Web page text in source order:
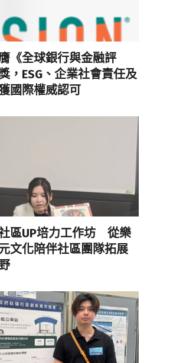
《全球銀行與金融評
，ESG、企業社會責任及
國際權威認可
區UP培力工作坊 從樂
文化陪伴社區團隊拓展